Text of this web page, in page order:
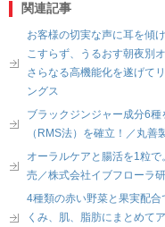
関連記事
お客様の切実な声に耳を傾
こすらず、うるおす朝夜別
さらなる高機能化を遂げて
ングス
ブラックジンジャー成分6
（RMS法）を確立！／丸善
オーラルケアと腸活を1粒
売／株式会社イブフローラ
4種類の赤い野菜と果実配
くみ、肌、脂肪にまとめて